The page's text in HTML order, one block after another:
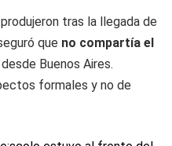
tras la llegada de
que no compartía el
Buenos Aires.
formales y no de